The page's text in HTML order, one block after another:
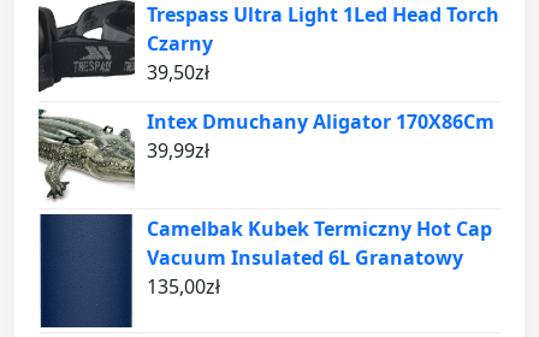
Trespass Ultra Light 1Led Head Torch
Czarny
39,50zł
Intex Dmuchany Aligator 170X86Cm
39,99zł
Camelbak Kubek Termiczny Hot Cap
Vacuum Insulated 6L Granatowy
135,00zł